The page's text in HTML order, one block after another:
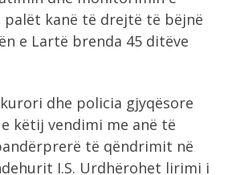
kanë të drejtë të bëjnë
e Lartë brenda 45 ditëve
dhe policia gjyqësore
këtij vendimi me anë të
të qëndrimit në
I.S. Urdhërohet lirimi i